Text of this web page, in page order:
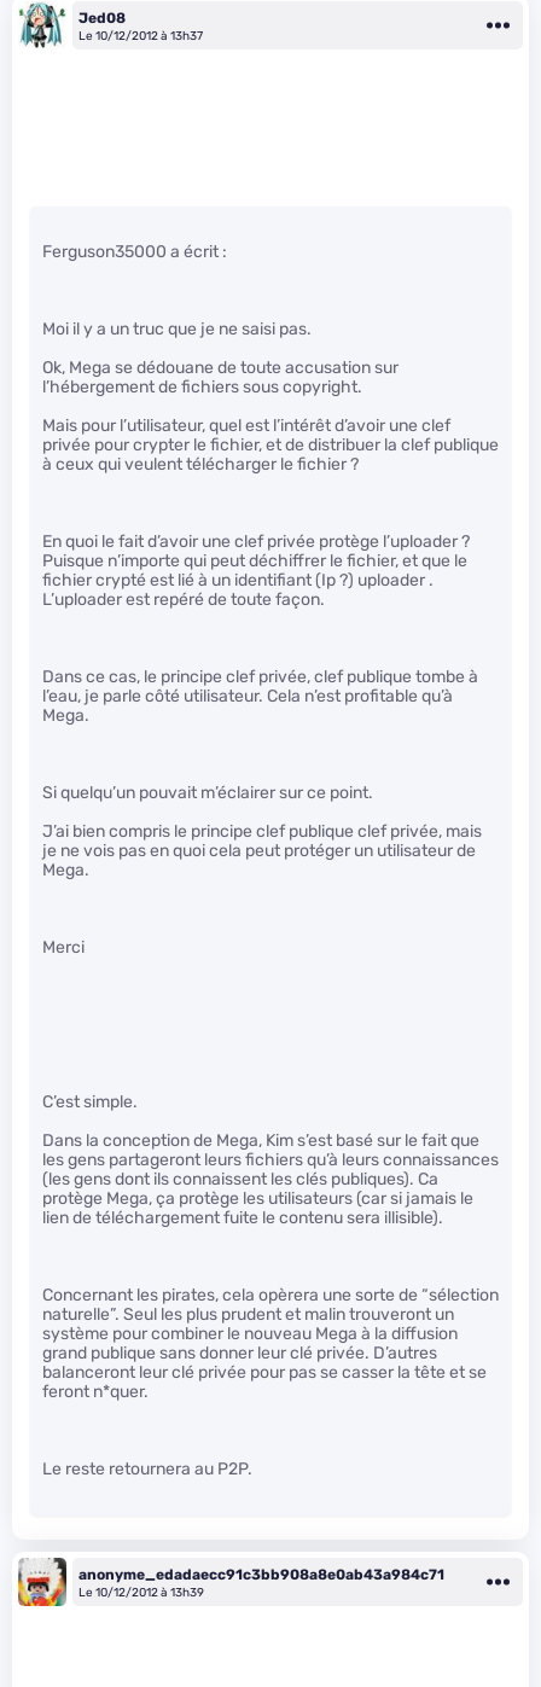
Jed08
Le 10/12/2012 à 13h37
Ferguson35000 a écrit :
Moi il y a un truc que je ne saisi pas.
Ok, Mega se dédouane de toute accusation sur
l’hébergement de fichiers sous copyright.
Mais pour l’utilisateur, quel est l’intérêt d’avoir une clef
privée pour crypter le fichier, et de distribuer la clef publique
à ceux qui veulent télécharger le fichier ?
En quoi le fait d’avoir une clef privée protège l’uploader ?
Puisque n’importe qui peut déchiffrer le fichier, et que le
fichier crypté est lié à un identifiant (Ip ?) uploader .
L’uploader est repéré de toute façon.
Dans ce cas, le principe clef privée, clef publique tombe à
l’eau, je parle côté utilisateur. Cela n’est profitable qu’à
Mega.
Si quelqu’un pouvait m’éclairer sur ce point.
J’ai bien compris le principe clef publique clef privée, mais
je ne vois pas en quoi cela peut protéger un utilisateur de
Mega.
Merci
C’est simple.
Dans la conception de Mega, Kim s’est basé sur le fait que
les gens partageront leurs fichiers qu’à leurs connaissances
(les gens dont ils connaissent les clés publiques). Ca
protège Mega, ça protège les utilisateurs (car si jamais le
lien de téléchargement fuite le contenu sera illisible).
Concernant les pirates, cela opèrera une sorte de “sélection
naturelle”. Seul les plus prudent et malin trouveront un
système pour combiner le nouveau Mega à la diffusion
grand publique sans donner leur clé privée. D’autres
balanceront leur clé privée pour pas se casser la tête et se
feront n*quer.
Le reste retournera au P2P.
anonyme_edadaecc91c3bb908a8e0ab43a984c71
Le 10/12/2012 à 13h39